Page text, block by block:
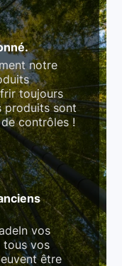
notre
toujours
produits sont
contrôles !
vos
tous vos
être